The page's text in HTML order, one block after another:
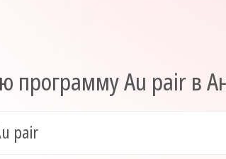
программу Au pair в
pair